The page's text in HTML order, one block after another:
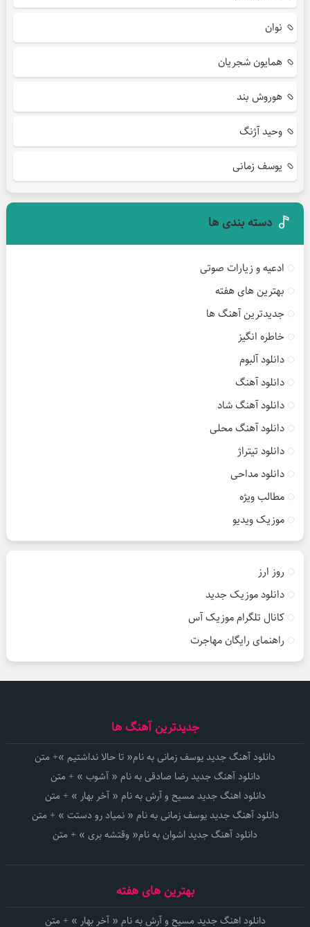
نوان
همایون شجریان
هوروش بند
وحید آژنگ
یوسف زمانی
دسته بندی ها
ادعیه و زیارات صوتی
بهترین های هفته
جدیدترین آهنگ ها
خاطره انگیز
دانلود آلبوم
دانلود آهنگ
دانلود آهنگ شاد
دانلود آهنگ محلی
دانلود تیتراژ
دانلود مداحی
مطالب ویژه
موزیک ویدیو
روز ارز
دانلود موزیک جدید
کانال تلگرام موزیک آس
راهنمای رایگان مهاجرت
جدیدترین آهنگ ها
دانلود آهنگ جدید یوسف زمانی به نام« تا حالا نداشتیم »+ متن
دانلود آهنگ جدید رضا صادقی به نام « آشوب » + متن
دانلود اهنگ جدید مسیح و آرش به نام « آخر بهار » + متن
دانلود آهنگ جدید یوسف زمانی به نام « نمیاد رو دستت » + متن
دانلود آهنگ جدید اشوان به نام« وقتشه بری » + متن
بهترین های هفته
دانلود اهنگ جدید مسیح و آرش به نام « آخر بهار » + متن